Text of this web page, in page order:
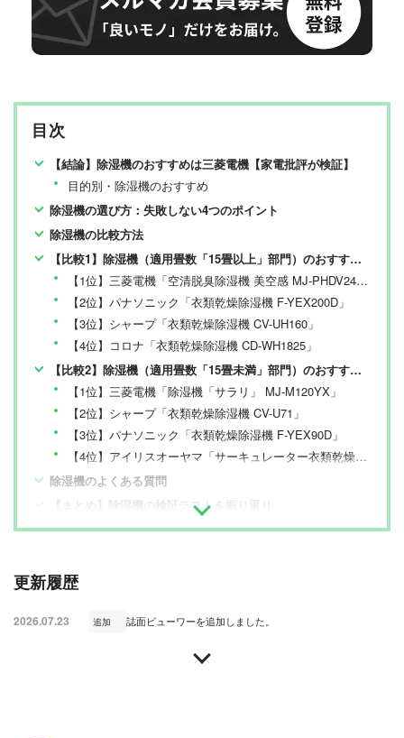
『家電批評』は2009年11月創刊の月刊誌で、毎月3日に
発行している雑誌および家電専門情報を提供するWEBメ
ディア。あらゆる家電製品にまつわる「ユーザーが気に
なっていること」を深く掘り下げ、専門家や自社検証機
れることなく製品の本質的な性能を見極め、その良し悪
目次
【結論】除湿機のおすすめは三菱電機【家電批評が検証】
目的別・除湿機のおすすめ
除湿機の選び方：失敗しない4つのポイント
除湿機の比較方法
【比較1】除湿機（適用畳数「15畳以上」部門）のおすすめランキング
【1位】三菱電機「空清脱臭除湿機 美空感 MJ-PHDV24YX」
【2位】パナソニック「衣類乾燥除湿機 F-YEX200D」
【3位】シャープ「衣類乾燥除湿機 CV-UH160」
【4位】コロナ「衣類乾燥除湿機 CD-WH1825」
【比較2】除湿機（適用畳数「15畳未満」部門）のおすすめランキング
【1位】三菱電機「除湿機「サラリ」 MJ-M120YX」
【2位】シャープ「衣類乾燥除湿機 CV-U71」
【3位】パナソニック「衣類乾燥除湿機 F-YEX90D」
【4位】アイリスオーヤマ「サーキュレーター衣類乾燥除湿機8L IJDC-K80」
除湿機のよくある質問
【まとめ】除湿機の検証テストを振り返り
更新履歴
2026.07.23 追加 誌面ビューワーを追加しました。